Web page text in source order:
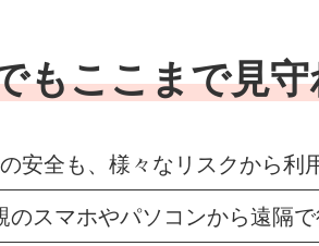
もここまで見
安全も、様々なリスクから利
のスマホやパソコンから遠隔で